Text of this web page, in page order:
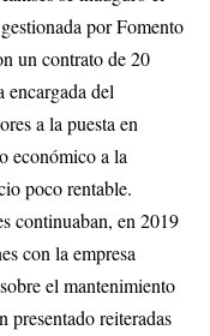
por Fomento
un contrato de 20
encargada del
a la puesta en
económico a la
poco rentable.
continuaban, en 2019
con la empresa
el mantenimiento
presentado reiteradas